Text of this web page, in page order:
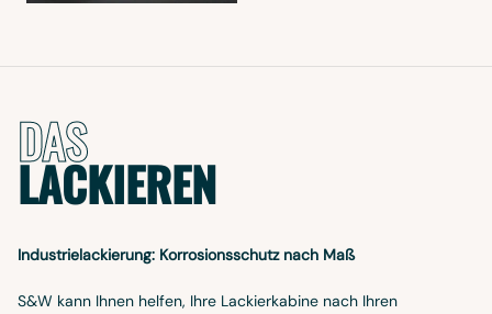
DAS
LACKIEREN
Industrielackierung: Korrosionsschutz nach Maß
S&W kann Ihnen helfen, Ihre Lackierkabine nach Ihren